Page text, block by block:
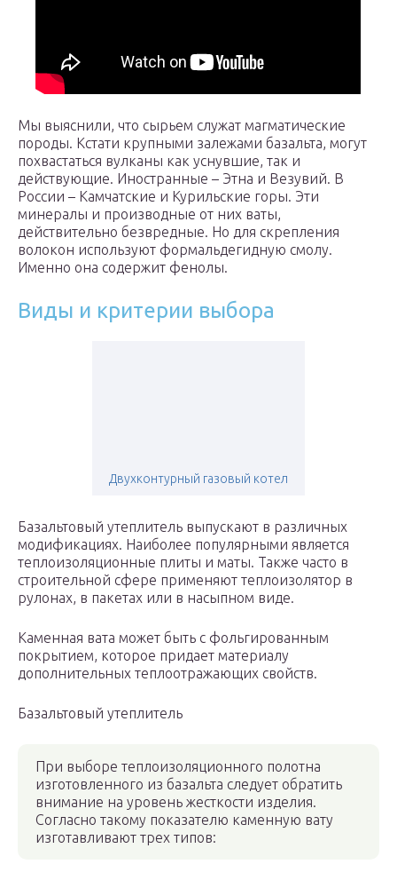
Мы выяснили, что сырьем служат магматические
породы. Кстати крупными залежами базальта, могут
похвастаться вулканы как уснувшие, так и
действующие. Иностранные – Этна и Везувий. В
России – Камчатские и Курильские горы. Эти
минералы и производные от них ваты,
действительно безвредные. Но для скрепления
волокон используют формальдегидную смолу.
Именно она содержит фенолы.
Виды и критерии выбора
Двухконтурный газовый котел
Базальтовый утеплитель выпускают в различных
модификациях. Наиболее популярными является
теплоизоляционные плиты и маты. Также часто в
строительной сфере применяют теплоизолятор в
рулонах, в пакетах или в насыпном виде.
Каменная вата может быть с фольгированным
покрытием, которое придает материалу
дополнительных теплоотражающих свойств.
Базальтовый утеплитель
При выборе теплоизоляционного полотна
изготовленного из базальта следует обратить
внимание на уровень жесткости изделия.
Согласно такому показателю каменную вату
изготавливают трех типов: